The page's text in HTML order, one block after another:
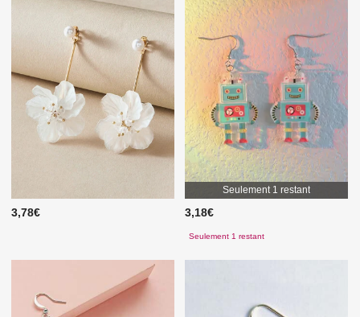
3,78€
Seulement 1 restant
3,18€
Seulement 1 restant